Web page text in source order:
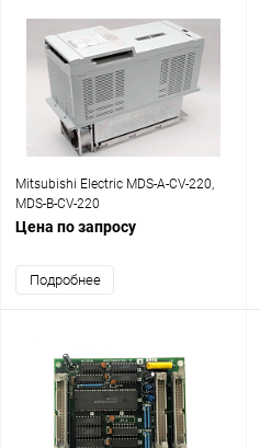
Mitsubishi Electric MDS-A-CV-220,
MDS-B-CV-220
Цена по запросу
Подробнее